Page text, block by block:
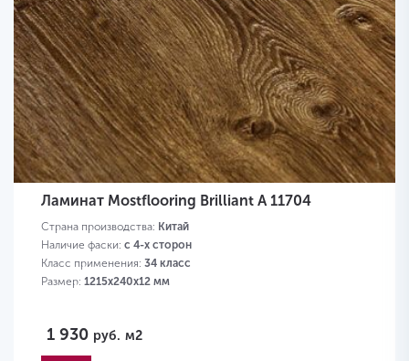
Ламинат Mostflooring Brilliant A 11704
Страна производства: Китай
Наличие фаски: с 4-х сторон
Класс применения: 34 класс
Размер: 1215х240х12 мм
1 930 руб. м2